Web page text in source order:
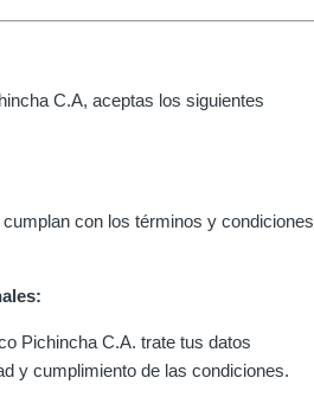
C.A, aceptas los siguientes
con los términos y condiciones
Pichincha C.A. trate tus datos
y cumplimiento de las condiciones.